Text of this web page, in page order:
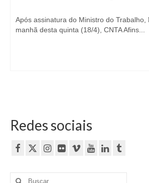
Após assinatura do Ministro do Trabalho,
manhã desta quinta (18/4), CNTA Afins...
Redes sociais
Buscar